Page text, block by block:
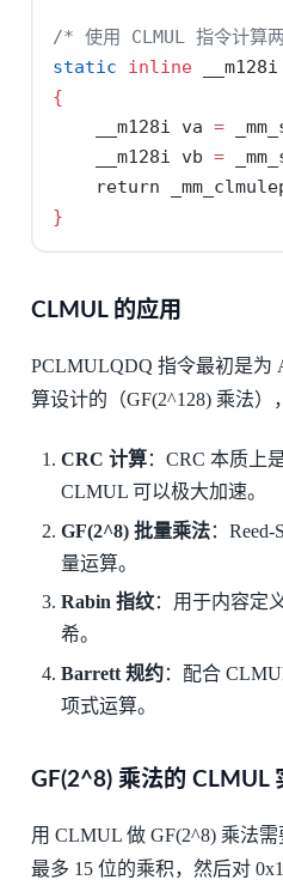
/* 使用 CLMUL 指令计算
static
inline
{
    __m128i va
=
    __m128i vb
=
return
}
CLMUL 的应用
PCLMULQDQ 指令最初是为
算设计的（GF(2^128) 乘法）
CRC 计算：CRC 本质上
CLMUL 可以极大加速。
GF(2^8) 批量乘法：
量运算。
Rabin 指纹：用于内容定
希。
Barrett 规约：配合
项式运算。
GF(2^8) 乘法的 CLMUL
用 CLMUL 做 GF(2^8) 乘法
最多 15 位的乘积，然后对